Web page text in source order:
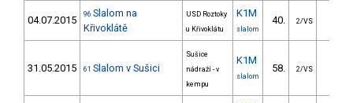
04.07.2015 96 Slalom na
Křivoklátě
USD Roztoky
u Křivoklátu
K1M
slalom
40. 2/VS
31.05.2015 61 Slalom v Sušici
Sušice
nádraží - v
kempu
K1M
slalom
58. 2/VS